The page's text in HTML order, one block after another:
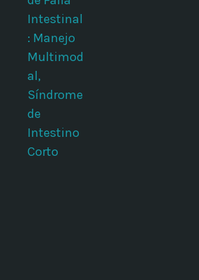
Intestinal
: Manejo
Multimod
al,
Síndrome
de
Intestino
Corto